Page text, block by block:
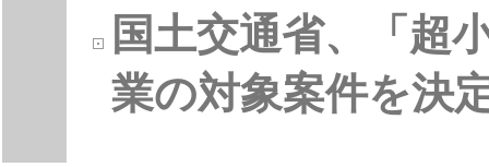
国土交通省、「超
業の対象案件を決